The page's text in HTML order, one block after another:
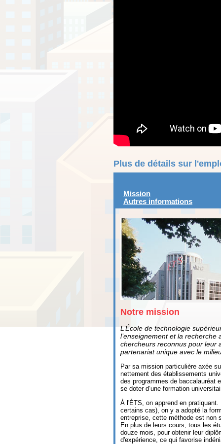
Plus de détails sur
Mission
Autres informations
Notre mission
L’École de technologie
l’enseignement et la
chercheurs reconnus pour leur
partenariat unique avec le
Par sa mission particulière axée
nettement des établissements
des programmes de baccalauréat
se doter d’une formation
À l'ÉTS, on apprend en
certains cas), on y a adopté la
entreprise, cette méthode est non
En plus de leurs cours, tous les
douze mois, pour obtenir leur
d'expérience, ce qui favorise